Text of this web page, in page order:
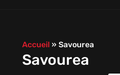
Accueil» Savourea
Savourea